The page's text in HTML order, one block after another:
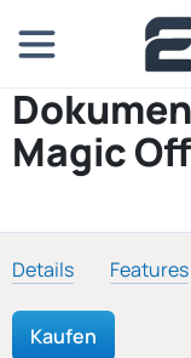
Magic
Details Features
Kaufen